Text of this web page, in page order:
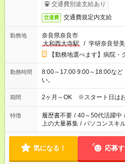
交通費別途支給あり
交通費 交通費規定内支給
勤務地
奈良県奈良市
大和西大寺駅
/ 学研奈良登
【勤務地選べます】病院・
勤務時間
8:00～17:00 9:00～18:00な
い。
期間 2ヶ月～OK ※スタート日はお
特徴 履歴書不要 / 40～50代活躍中 /
上の大量募集 / パソコンスキ
気になる！ 応募